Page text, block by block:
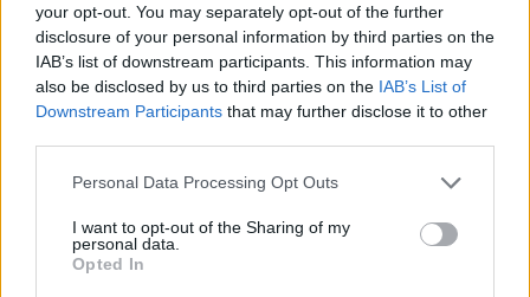
your opt-out. You may separately opt-out of the further
disclosure of your personal information by third parties on the
IAB’s list of downstream participants. This information may
also be disclosed by us to third parties on the IAB’s List of
Downstream Participants that may further disclose it to other
Personal Data Processing Opt Outs
I want to opt-out of the Sharing of my
personal data.
Opted In
Szerzői jogok
Adatvédelmi tájékoztató
Cookie-kezelési tájékoztató
Hozzászólási szabályzat
Nyomtatott lapjaink archívuma
Székely Hírmondó archívuma